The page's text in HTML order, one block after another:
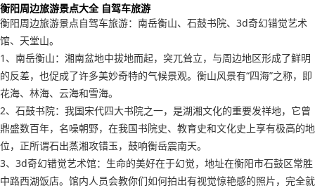
衡阳周边旅游景点大全 自驾车旅游
衡阳周边旅游景点自驾车旅游：南岳衡山、石鼓书院、3d奇幻错觉艺术
馆、天堂山。
1、南岳衡山：湘南盆地中拔地而起，突兀耸立，与周边地区形成了鲜明
的反差，也促成了许多美妙奇特的气候景观。衡山风景有“四海”之称，即
花海、林海、云海和雪海。
2、石鼓书院：我国宋代四大书院之一，是湖湘文化的重要发祥地，它曾
鼎盛数百年，名噪朝野，在我国书院史、教育史和文化史上享有极高的地
位，正所谓石出蒸湘攻错玉，鼓响衡岳震南天。
3、3d奇幻错觉艺术馆：生命的美好在于幻觉，地址在衡阳市石鼓区常胜
中路西湖饭店。馆内人员会教你们如何拍出有视觉惊艳感的照片，完全就